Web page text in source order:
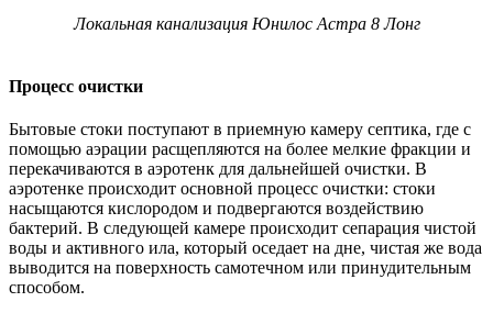
Локальная канализация Юнилос Астра 8 Лонг
Процесс очистки
Бытовые стоки поступают в приемную камеру септика, где с
помощью аэрации расщепляются на более мелкие фракции и
перекачиваются в аэротенк для дальнейшей очистки. В
аэротенке происходит основной процесс очистки: стоки
насыщаются кислородом и подвергаются воздействию
бактерий. В следующей камере происходит сепарация чистой
воды и активного ила, который оседает на дне, чистая же вода
выводится на поверхность самотечном или принудительным
способом.